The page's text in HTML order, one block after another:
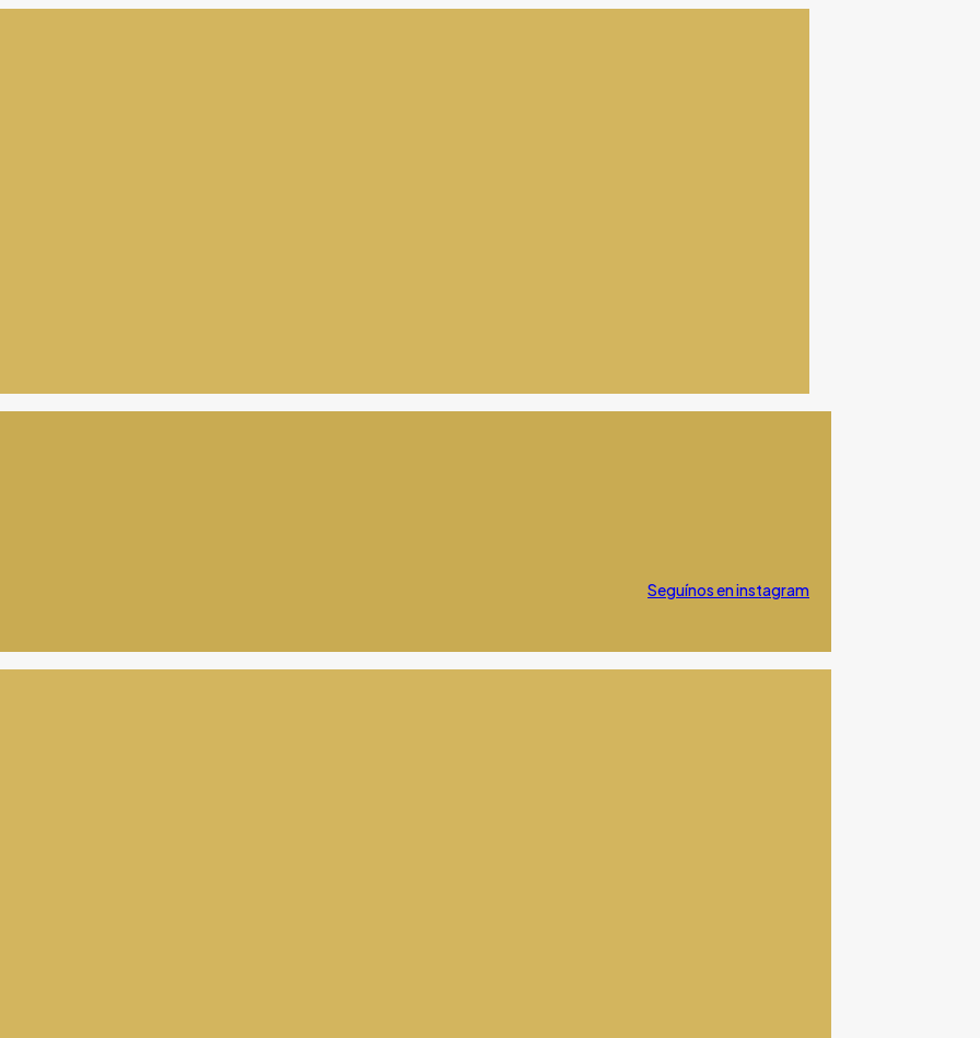
Seguínos en instagram